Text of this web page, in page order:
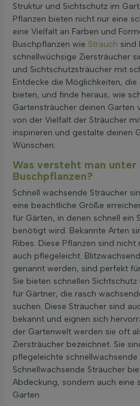
Struktur und Sichtschutz im
Pflanzen bieten nicht nur eine
eine Vielfalt an Farben und
Buschpflanzen wie Strauch sind
schnellwüchsige Ziersträucher
und Sichtschutzsträucher mit
Entdecke die Möglichkeiten,
bieten, und finde heraus, wie
Gartensträucher deinen Garten
von der Vielfalt der Sträucher
inspirieren und gestalte deinen
Wünschen.
Was versteht man
Buschpflanzen?
Schnell wachsende Sträucher
eine beachtliche Größe
für Gärten, in denen schnell ein
benötigt wird. Bekannte Arten
Ribes. Diese Pflanzen sind
auch pflegeleicht.
genannt werden, sind perfekt
Sie bieten schnellen
für Gärtner, die rasch
suchen. Diese Sträucher sind
bekannt und eignen sich
der Gartenwelt werden sie oft
Ziersträucher bezeichnet. Sie
pflegeleichte
Schnellwachsende Sträucher
Abdeckung, sondern auch eine
Garten.